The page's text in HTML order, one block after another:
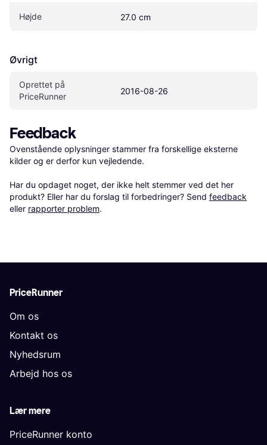
Højde 27.0 cm
Øvrigt
Oprettet på
PriceRunner
2016-08-26
Feedback
Ovenstående oplysninger stammer fra forskellige eksterne
kilder og er derfor kun vejledende.
Har du opdaget noget, der ikke helt stemmer ved det her
produkt? Eller har du forslag til forbedringer? Send feedback
eller rapporter problem.
PriceRunner
Om os
Kontakt os
Nyhedsrum
Arbejd hos os
Lær mere
PriceRunner konto